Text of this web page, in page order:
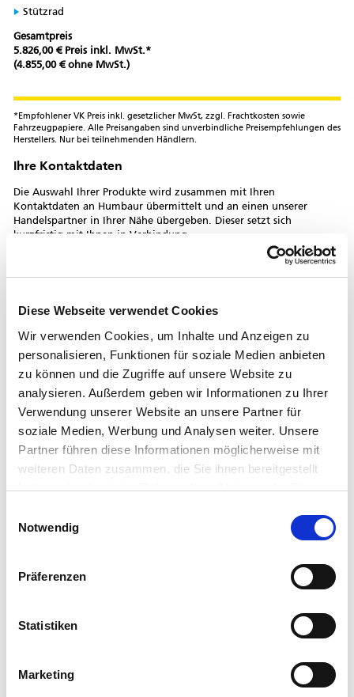
Diese Webseite verwendet Cookies
Wir verwenden Cookies, um Inhalte und Anzeigen zu
personalisieren, Funktionen für soziale Medien anbieten
zu können und die Zugriffe auf unsere Website zu
analysieren. Außerdem geben wir Informationen zu Ihrer
Verwendung unserer Website an unsere Partner für
soziale Medien, Werbung und Analysen weiter. Unsere
Partner führen diese Informationen möglicherweise mit
weiteren Daten zusammen, die Sie ihnen bereitgestellt
haben oder die sie im Rahmen Ihrer Nutzung der Dienste
Cookies, wenn Sie unsere Webseite weiterhin nutzen.
Notwendig
Präferenzen
Statistiken
Marketing
Stützrad
Gesamtpreis
5.826,00 € Preis inkl. MwSt.*
(4.855,00 € ohne MwSt.)
*Empfohlener VK Preis inkl. gesetzlicher MwSt, zzgl. Frachtkosten sowie
Fahrzeugpapiere. Alle Preisangaben sind unverbindliche Preisempfehlungen des
Herstellers. Nur bei teilnehmenden Händlern.
Ihre Kontaktdaten
Die Auswahl Ihrer Produkte wird zusammen mit Ihren
Kontaktdaten an Humbaur übermittelt und an einen unserer
Handelspartner in Ihrer Nähe übergeben. Dieser setzt sich
kurzfristig mit Ihnen in Verbindung.
Nachname
Firma
Straße
Nr.
PLZ
Ort
Land
Telefonnummer
Mail-